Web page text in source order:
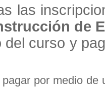
las
de
del curso y
por medio